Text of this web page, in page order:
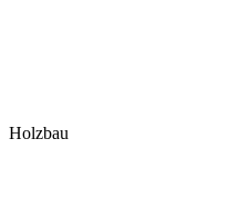
Holzbau